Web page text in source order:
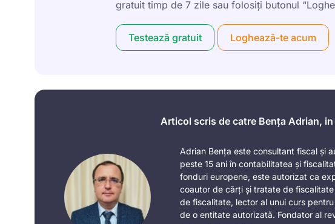
gratuit timp de 7 zile sau folosiți butonul
Testează gratuit Loghează-te acum
Articol scris de catre Bența Adrian,
Adrian Bența este consultant fiscal și
peste 15 ani în contabilitatea și
fonduri europene, este autorizat ca
coautor de cărți și tratate de
de fiscalitate, lector al unui curs
de o entitate autorizată. Fondator al